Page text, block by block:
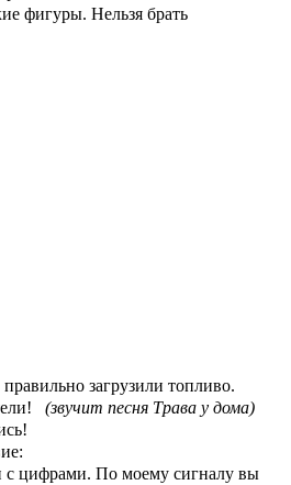
фигуры. Нельзя брать
загрузили топливо.
(звучит песня Трава у дома)
с цифрами. По моему сигналу вы